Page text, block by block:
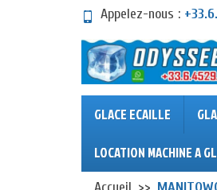
Appelez-nous :
GLACE ECAILLE
LOCATION MACHINE A